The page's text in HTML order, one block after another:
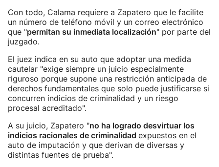
Con todo, Calama requiere a Zapatero que le facilite
un número de teléfono móvil y un correo electrónico
que "permitan su inmediata localización" por parte del
juzgado.
El juez indica en su auto que adoptar una medida
cautelar "exige siempre un juicio especialmente
riguroso porque supone una restricción anticipada de
derechos fundamentales que solo puede justificarse si
concurren indicios de criminalidad y un riesgo
procesal acreditado".
A su juicio, Zapatero "no ha logrado desvirtuar los
indicios racionales de criminalidad expuestos en el
auto de imputación y que derivan de diversas y
distintas fuentes de prueba".